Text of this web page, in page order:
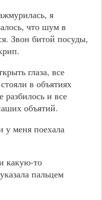
я
что шум в
Звон битой посуды,
глаза, все
в объятиях
разбилось и все
объятий.
меня поехала
какую-то
пальцем